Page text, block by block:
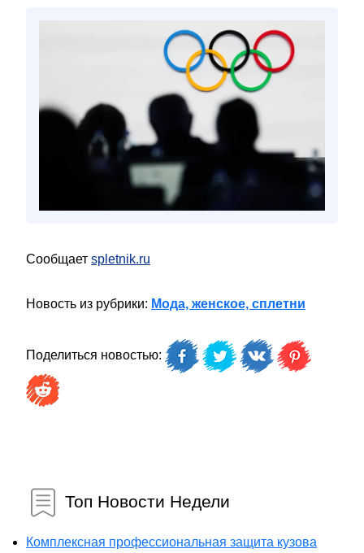
Сообщает spletnik.ru
Новость из рубрики: Мода, женское, сплетни
Поделиться новостью:
Топ Новости Недели
Комплексная профессиональная защита кузова